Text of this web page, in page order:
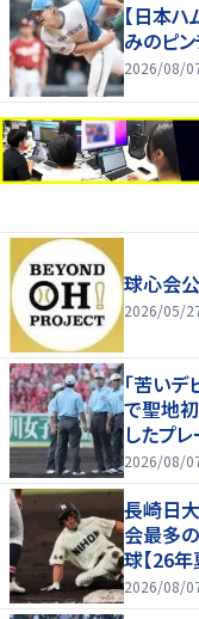
【日本ハ
みのピ
2026/08/
球心会
2026/05/
｢苦いデ
で聖地
したプ
2026/08/
長崎日
会最多
球【26
2026/08/